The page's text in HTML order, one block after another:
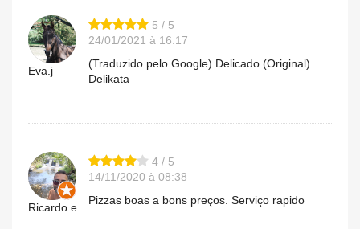
Eva.j
5 / 5
24/01/2021 à 16:17
(Traduzido pelo Google) Delicado (Original)
Delikata
Ricardo.e
4 / 5
14/11/2020 à 08:38
Pizzas boas a bons preços. Serviço rapido